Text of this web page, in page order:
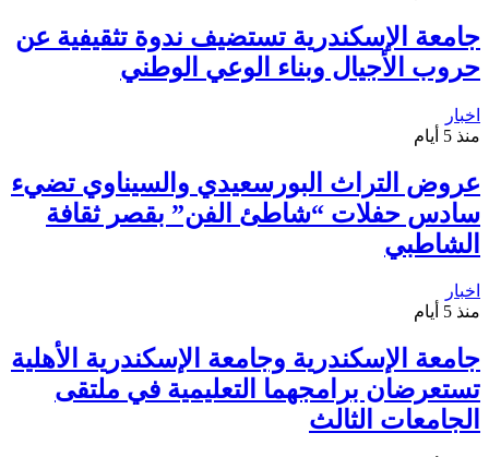
جامعة الإسكندرية تستضيف ندوة تثقيفية عن
حروب الأجيال وبناء الوعي الوطني
اخبار
منذ 5 أيام
عروض التراث البورسعيدي والسيناوي تضيء
سادس حفلات “شاطئ الفن” بقصر ثقافة
الشاطبي
اخبار
منذ 5 أيام
جامعة الإسكندرية وجامعة الإسكندرية الأهلية
تستعرضان برامجهما التعليمية في ملتقى
الجامعات الثالث